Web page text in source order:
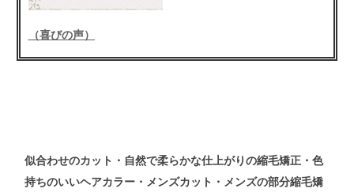
（喜びの声）
似合わせのカット ・自然で柔らかな仕上がりの縮毛矯正・色
持ちのいいヘアカラー・メンズカット ・メンズの部分縮毛矯